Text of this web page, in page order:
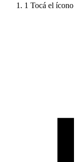
1 Tocá el ícono